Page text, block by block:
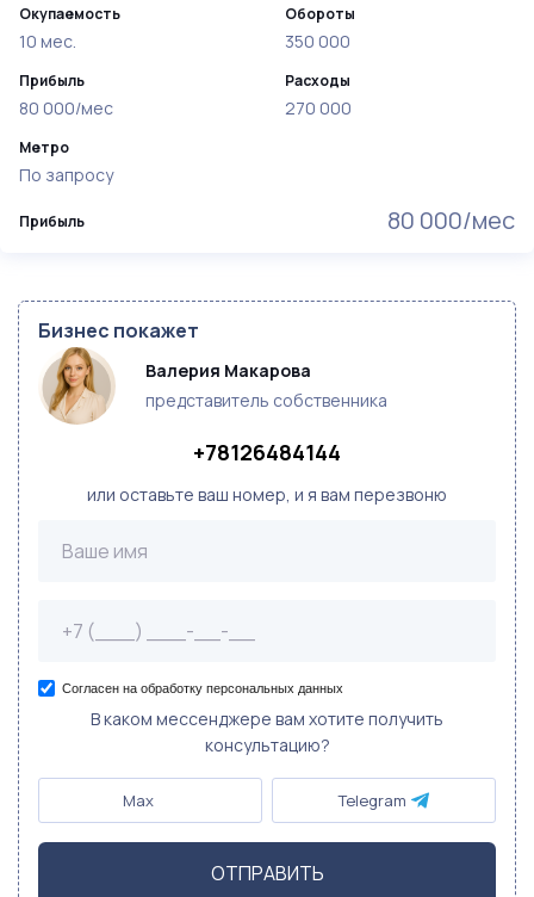
Прибыль 80 000/мес
Окупаемость
10 мес.
Прибыль
80 000/мес
Обороты
350 000
Расходы
270 000
Метро
По запросу
Бизнес покажет
Валерия Макарова
представитель собственника
+78126484144
или оставьте ваш номер, и я вам перезвоню
Согласен на обработку персональных данных
В каком мессенджере вам хотите получить
консультацию?
Max Telegram
ОТПРАВИТЬ